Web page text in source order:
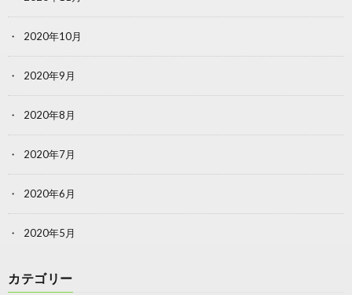
2020年10月
2020年9月
2020年8月
2020年7月
2020年6月
2020年5月
カテゴリー